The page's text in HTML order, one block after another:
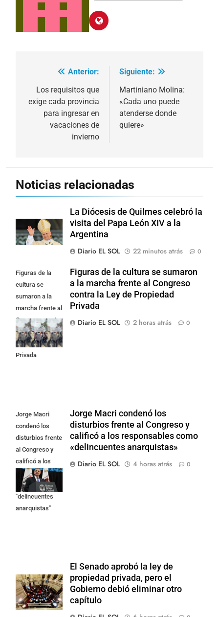
Navegación
de
entradas
Anterior:
Los requisitos que
exige cada provincia
para ingresar en
vacaciones de
invierno
Siguiente:
Martiniano Molina:
«Cada uno puede
atenderse donde
quiere»
Noticias relacionadas
La Diócesis de Quilmes celebró la
visita del Papa León XIV a la
Argentina
Diario EL SOL
22 minutos atrás 0
Figuras de la
cultura se
sumaron a la
marcha frente al
Congreso contra
la Ley de
Propiedad
Privada
Figuras de la cultura se sumaron
a la marcha frente al Congreso
contra la Ley de Propiedad
Privada
Diario EL SOL
2 horas atrás 0
Jorge Macri
condenó los
disturbios frente
al Congreso y
calificó a los
responsables
como
"delincuentes
anarquistas"
Jorge Macri condenó los
disturbios frente al Congreso y
calificó a los responsables como
«delincuentes anarquistas»
Diario EL SOL
4 horas atrás 0
El Senado aprobó la ley de
propiedad privada, pero el
Gobierno debió eliminar otro
capítulo